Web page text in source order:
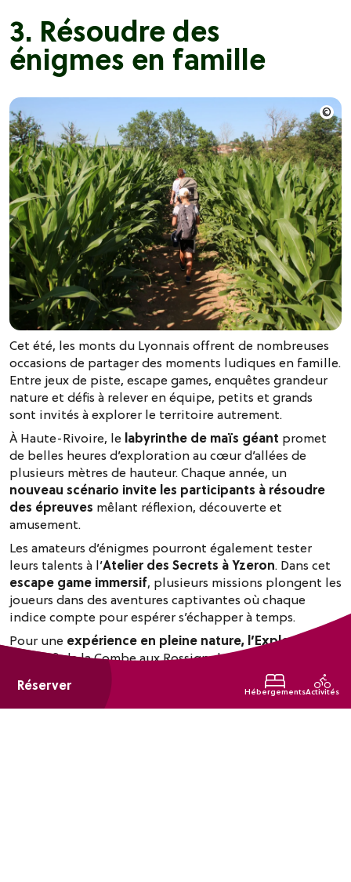
Réserver HébergementsActivités
3. Résoudre des
énigmes en famille
Cet été, les monts du Lyonnais offrent de nombreuses
occasions de partager des moments ludiques en famille.
Entre jeux de piste, escape games, enquêtes grandeur
nature et défis à relever en équipe, petits et grands
sont invités à explorer le territoire autrement.
À Haute-Rivoire, le labyrinthe de maïs géant promet
de belles heures d’exploration au cœur d’allées de
plusieurs mètres de hauteur. Chaque année, un
nouveau scénario invite les participants à résoudre
des épreuves mêlant réflexion, découverte et
amusement.
Les amateurs d’énigmes pourront également tester
leurs talents à l’Atelier des Secrets à Yzeron. Dans cet
escape game immersif, plusieurs missions plongent les
joueurs dans des aventures captivantes où chaque
indice compte pour espérer s’échapper à temps.
Pour une expérience en pleine nature, l’Explor
Games®de la Combe aux Rossignols propose une
aventure interactive guidée par tablette
. Entre défis
et découvertes, les participants explorent les richesses
de l’agriculture, de la biodiversité et de l’alimentation